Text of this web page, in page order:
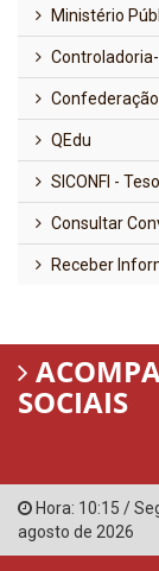
Ministério
QEdu
SICONFI -
Consultar
Receber
SOCIAIS
Hora: 10:15 /
agosto de 2026